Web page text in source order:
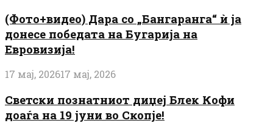
(Фото+видео) Дара со „Бангаранга“ ѝ ја
донесе победата на Бугарија на
Евровизија!
17 мај, 202617 мај, 2026
Светски познатниот диџеј Блек Кофи
доаѓа на 19 јуни во Скопје!